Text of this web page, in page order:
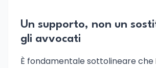
Un supporto, non un
gli avvocati
È fondamentale sottolineare che